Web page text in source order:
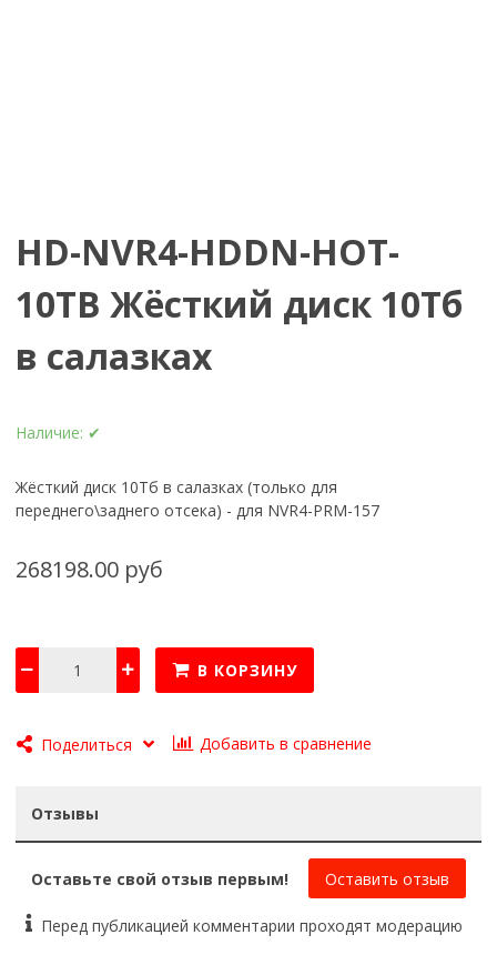
HD-NVR4-HDDN-HOT-
10TB Жёсткий диск 10Тб
в салазках
Наличие: ✔
Жёсткий диск 10Тб в салазках (только для
переднего\заднего отсека) - для NVR4-PRM-157
268198.00 руб
В КОРЗИНУ
Поделиться Добавить в сравнение
Отзывы
Оставьте свой отзыв первым! Оставить отзыв
Перед публикацией комментарии проходят модерацию